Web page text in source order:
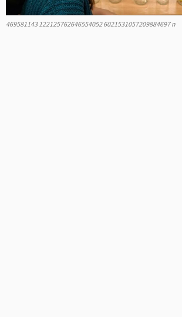
469581143 122125762646554052 6021531057209884697 n